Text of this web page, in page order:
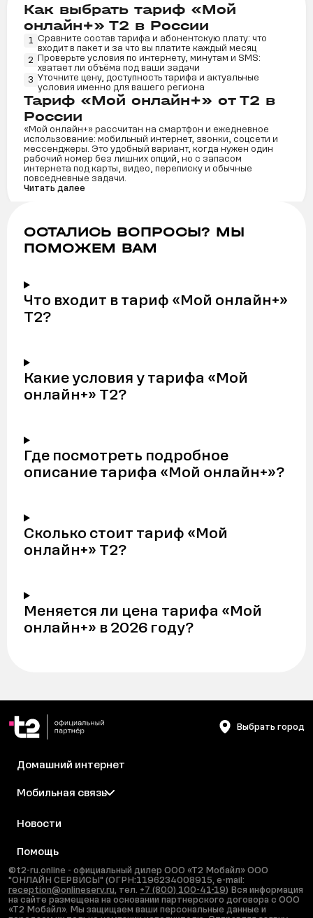
Как выбрать тариф «Мой
онлайн+» Т2 в России
1
Сравните состав тарифа и абонентскую плату: что
входит в пакет и за что вы платите каждый месяц
2 Проверьте условия по интернету, минутам и SMS:
хватает ли объёма под ваши задачи
3 Уточните цену, доступность тарифа и актуальные
условия именно для вашего региона
Тариф «Мой онлайн+» от Т2 в
России
«Мой онлайн+» рассчитан на смартфон и ежедневное
использование: мобильный интернет, звонки, соцсети и
мессенджеры. Это удобный вариант, когда нужен один
рабочий номер без лишних опций, но с запасом
интернета под карты, видео, переписку и обычные
повседневные задачи.
Читать далее
ОСТАЛИСЬ ВОПРОСЫ? МЫ
ПОМОЖЕМ ВАМ
Что входит в тариф «Мой онлайн+»
Т2?
Какие условия у тарифа «Мой
онлайн+» Т2?
Где посмотреть подробное
описание тарифа «Мой онлайн+»?
Сколько стоит тариф «Мой
онлайн+» Т2?
Меняется ли цена тарифа «Мой
онлайн+» в 2026 году?
Выбрать город
Домашний интернет
Мобильная связь
Новости
Помощь
©t2-ru.online - официальный дилер ООО «Т2 Мобайл» ООО
"ОНЛАЙН СЕРВИСЫ" (ОГРН:1196234008915, e-mail:
reception@onlineserv.ru, тел. +7 (800) 100-41-19) Вся информация
на сайте размещена на основании партнерского договора с ООО
«Т2 Мобайл». Мы защищаем ваши персональные данные и